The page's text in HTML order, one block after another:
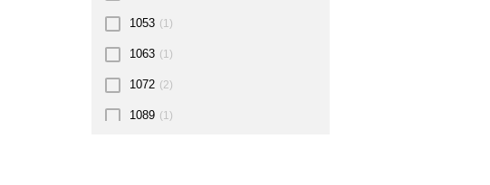
1053 (1)
1063 (1)
1072 (2)
1089 (1)